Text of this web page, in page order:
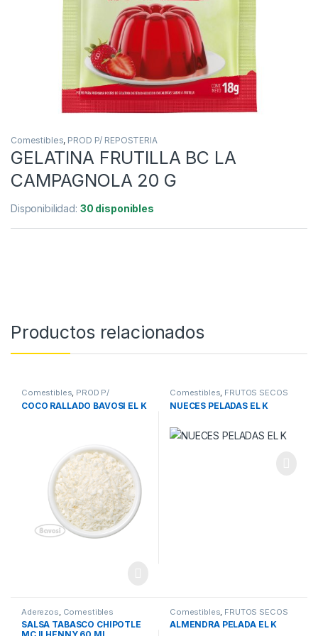
Comestibles, PROD P/ REPOSTERIA
GELATINA FRUTILLA BC LA
CAMPAGNOLA 20 G
Disponibilidad: 30 disponibles
Productos relacionados
Comestibles, PROD P/
REPOSTERIA
COCO RALLADO BAVOSI EL K
Comestibles, FRUTOS SECOS
NUECES PELADAS EL K
Aderezos Comestibles
SALSA TABASCO CHIPOTLE
Comestibles FRUTOS SECOS
ALMENDRA PELADA EL K